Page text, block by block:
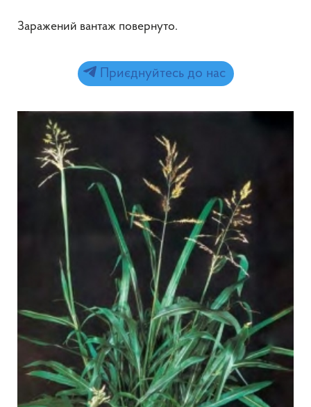
Заражений вантаж повернуто.
Приєднуйтесь до нас